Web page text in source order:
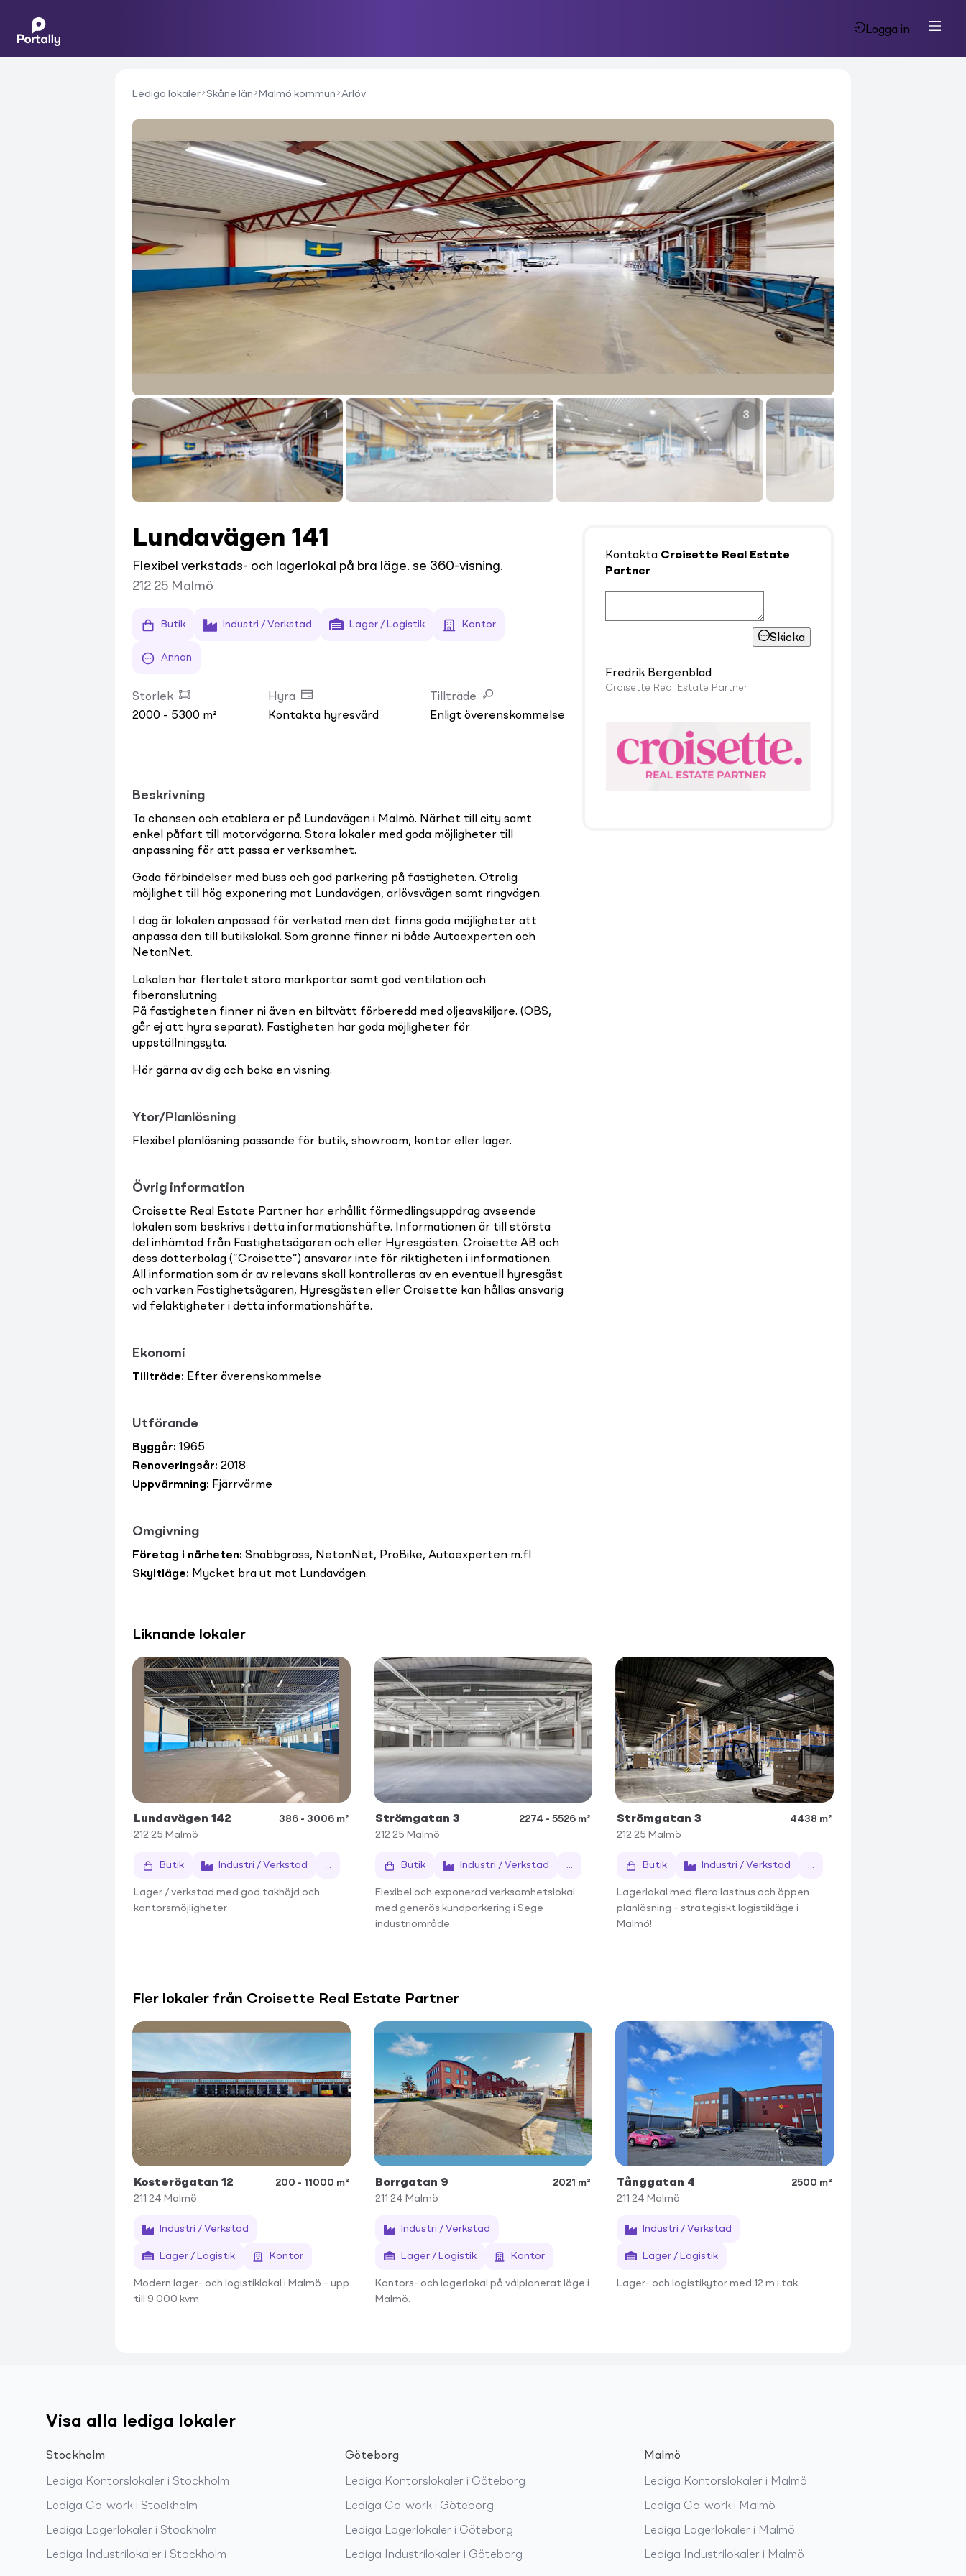
Logga in
Lediga lokaler Skåne län Malmö kommun Arlöv
1 2 3
Lundavägen 141
Flexibel verkstads- och lagerlokal på bra läge. se 360-visning.
212 25 Malmö
Butik Industri / Verkstad Lager / Logistik Kontor
Annan
Storlek
2000 - 5300 m²
Hyra
Kontakta hyresvärd
Tillträde
Enligt överenskommelse
Beskrivning
Ta chansen och etablera er på Lundavägen i Malmö. Närhet till city samt
enkel påfart till motorvägarna. Stora lokaler med goda möjligheter till
anpassning för att passa er verksamhet.
Goda förbindelser med buss och god parkering på fastigheten. Otrolig
möjlighet till hög exponering mot Lundavägen, arlövsvägen samt ringvägen.
I dag är lokalen anpassad för verkstad men det finns goda möjligheter att
anpassa den till butikslokal. Som granne finner ni både Autoexperten och
NetonNet.
Lokalen har flertalet stora markportar samt god ventilation och
fiberanslutning.
På fastigheten finner ni även en biltvätt förberedd med oljeavskiljare. (OBS,
går ej att hyra separat). Fastigheten har goda möjligheter för
uppställningsyta.
Hör gärna av dig och boka en visning.
Ytor/Planlösning
Flexibel planlösning passande för butik, showroom, kontor eller lager.
Övrig information
Croisette Real Estate Partner har erhållit förmedlingsuppdrag avseende
lokalen som beskrivs i detta informationshäfte. Informationen är till största
del inhämtad från Fastighetsägaren och eller Hyresgästen. Croisette AB och
dess dotterbolag (”Croisette”) ansvarar inte för riktigheten i informationen.
All information som är av relevans skall kontrolleras av en eventuell hyresgäst
och varken Fastighetsägaren, Hyresgästen eller Croisette kan hållas ansvarig
vid felaktigheter i detta informationshäfte.
Ekonomi
Tillträde: Efter överenskommelse
Utförande
Byggår: 1965
Renoveringsår: 2018
Uppvärmning: Fjärrvärme
Omgivning
Företag i närheten: Snabbgross, NetonNet, ProBike, Autoexperten m.fl
Skyltläge: Mycket bra ut mot Lundavägen.
Kontakta Croisette Real Estate
Partner
Skicka
Fredrik Bergenblad
Croisette Real Estate Partner
Liknande lokaler
Lundavägen 142
386 - 3006 m²
212 25 Malmö
Butik Industri / Verkstad ...
Lager / verkstad med god takhöjd och
kontorsmöjligheter
Strömgatan 3
2274 - 5526 m²
212 25 Malmö
Butik Industri / Verkstad ...
Flexibel och exponerad verksamhetslokal
med generös kundparkering i Sege
industriområde
Strömgatan 3
4438 m²
212 25 Malmö
Butik Industri / Verkstad ...
Lagerlokal med flera lasthus och öppen
planlösning – strategiskt logistikläge i
Malmö!
Fler lokaler från Croisette Real Estate Partner
Kosterögatan 12
200 - 11000 m²
211 24 Malmö
Industri / Verkstad
Lager / Logistik Kontor
Modern lager- och logistiklokal i Malmö – upp
till 9 000 kvm
Borrgatan 9
2021 m²
211 24 Malmö
Industri / Verkstad
Lager / Logistik Kontor
Kontors- och lagerlokal på välplanerat läge i
Malmö.
Tånggatan 4
2500 m²
211 24 Malmö
Industri / Verkstad
Lager / Logistik
Lager- och logistikytor med 12 m i tak.
Visa alla lediga lokaler
Stockholm
Lediga Kontorslokaler i Stockholm
Lediga Co-work i Stockholm
Lediga Lagerlokaler i Stockholm
Lediga Industrilokaler i Stockholm
Göteborg
Lediga Kontorslokaler i Göteborg
Lediga Co-work i Göteborg
Lediga Lagerlokaler i Göteborg
Lediga Industrilokaler i Göteborg
Malmö
Lediga Kontorslokaler i Malmö
Lediga Co-work i Malmö
Lediga Lagerlokaler i Malmö
Lediga Industrilokaler i Malmö